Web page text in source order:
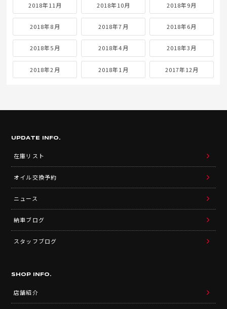
2018年11月 2018年10月 2018年9月
2018年8月 2018年7月 2018年6月
2018年5月 2018年4月 2018年3月
2018年2月 2018年1月 2017年12月
UPDATE INFO.
在庫リスト
オイル交換予約
ニュース
納車ブログ
スタッフブログ
SHOP INFO.
店舗紹介